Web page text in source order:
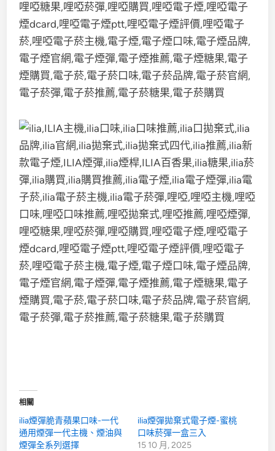
相關
ilia煙彈脆青蘋果口味-一代
通用煙彈一代主機、煙油與
煙彈全系列選擇
ilia煙彈拋棄式電子煙-蜜桃
口味菸彈一盒三入
15 10 月, 2025